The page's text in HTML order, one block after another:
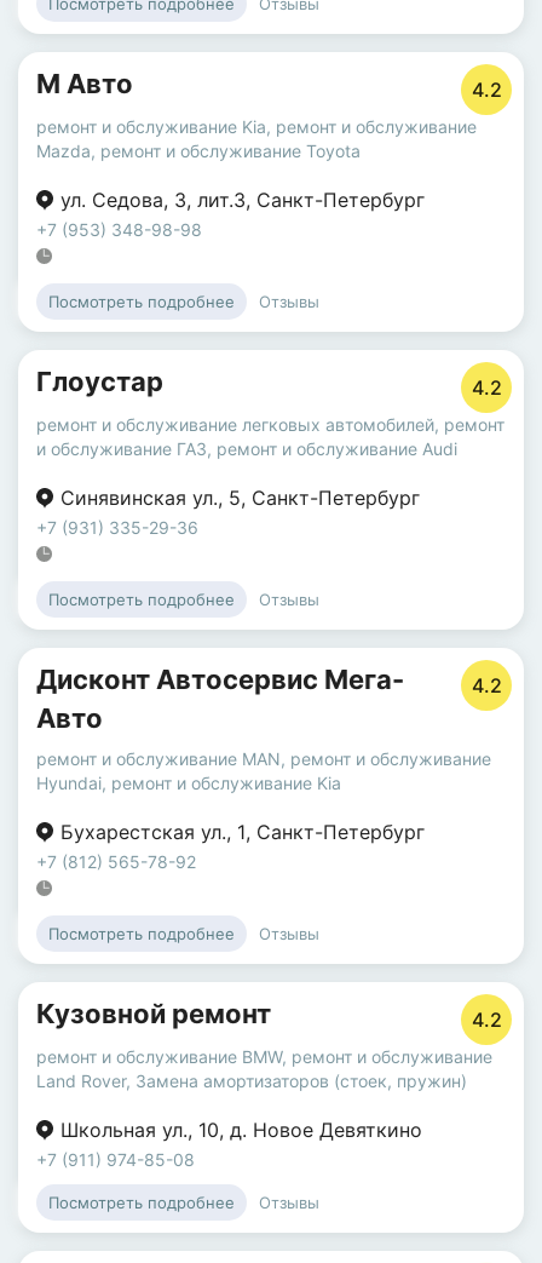
М Авто 4.2
ремонт и обслуживание Kia, ремонт и обслуживание
Mazda, ремонт и обслуживание Toyota
ул. Седова, 3, лит.З, Санкт-Петербург
+7 (953) 348-98-98
Посмотреть подробнее Отзывы
Глоустар 4.2
ремонт и обслуживание легковых автомобилей, ремонт
и обслуживание ГАЗ, ремонт и обслуживание Audi
Синявинская ул., 5, Санкт-Петербург
+7 (931) 335-29-36
Посмотреть подробнее Отзывы
Дисконт Автосервис Мега-
Авто
4.2
ремонт и обслуживание MAN, ремонт и обслуживание
Hyundai, ремонт и обслуживание Kia
Бухарестская ул., 1, Санкт-Петербург
+7 (812) 565-78-92
Посмотреть подробнее Отзывы
Кузовной ремонт 4.2
ремонт и обслуживание BMW, ремонт и обслуживание
Land Rover, Замена амортизаторов (стоек, пружин)
Школьная ул., 10, д. Новое Девяткино
+7 (911) 974-85-08
Посмотреть подробнее Отзывы